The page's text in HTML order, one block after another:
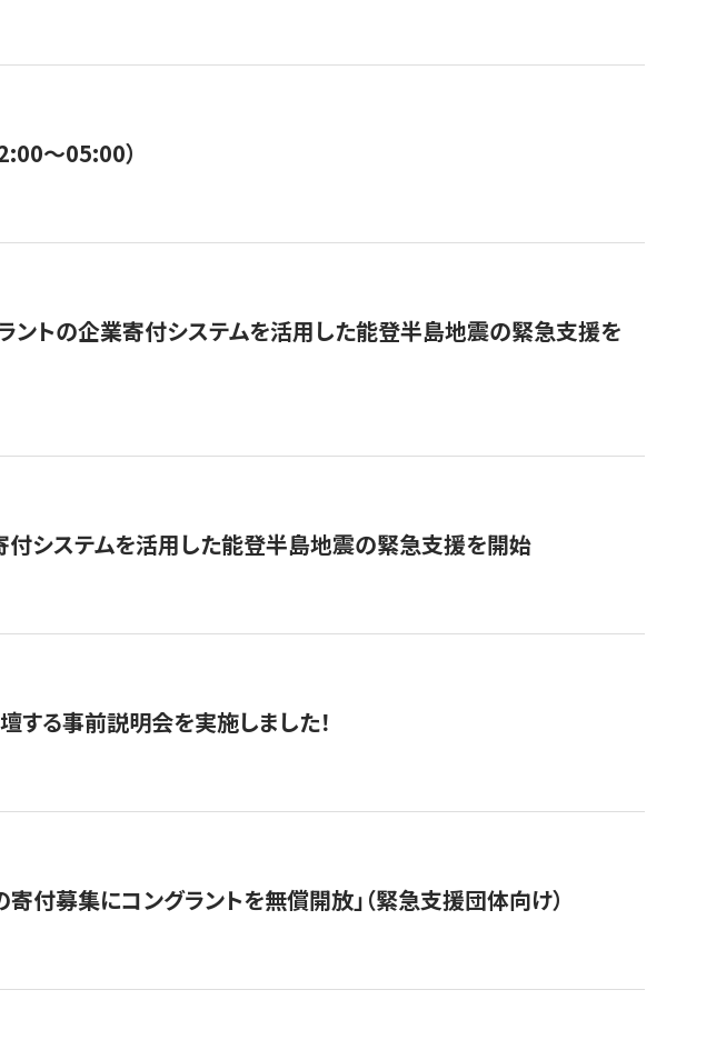
〜05:00）
ントの企業寄付システムを活用した能登半島地震の緊急支援を
付システムを活用した能登半島地震の緊急支援を開始
する事前説明会を実施しました！
付募集にコングラントを無償開放」（緊急支援団体向け）